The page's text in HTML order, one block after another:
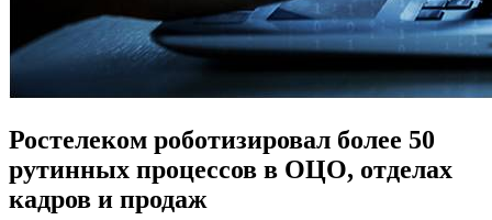
Ростелеком роботизировал более 50
рутинных процессов в ОЦО, отделах
кадров и продаж